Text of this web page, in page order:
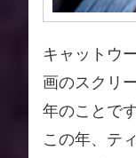
キャットウ
画のスクリ
年のことです
この年、テ